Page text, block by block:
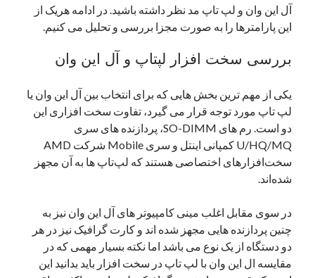
آل این وان و لپ تاپ مد نظر داشته باشید. در ادامه هریک از
این پارامترها را به صورت مجزا بررسی و تحلیل می کنیم.
بررسی سخت افزار لپتاپ و آل این وان
یکی از مهم ترین بخش هایی که برای انتخاب بین آل این وان یا
لپ تاپ مورد توجه قرار می گیرد، تفاوت سخت افزاری این
دو است. رم های SO-DIMM، پردازنده های سری
U/HQ/MQ کمپانی اینتل و سری Mobile شرکت AMD
سخت‌افزار‌های اختصاصی هستند که لپ‌تاپ‌ ها به آن مجهز
شده‌اند.
در سوی مقابل اغلب مینی کامپیوتر های آل این وان نیز به
چنین پردازنده هایی مجهز شده اند و کارت گرافیک نیز در هر
دو دستگاه از یک نوع می باشد اما نکته بسیار مهمی که در
مقایسه ال این وان با لپ تاپ در سخت افزار باید بدانید این